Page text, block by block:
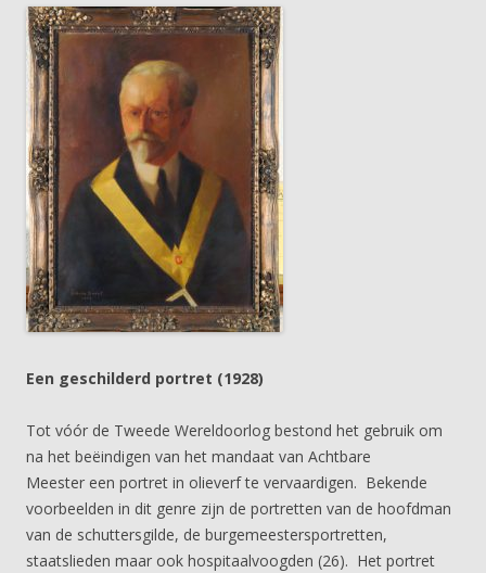
Een geschilderd portret (1928)
Tot vóór de Tweede Wereldoorlog bestond het gebruik om
na het beëindigen van het mandaat van Achtbare
Meester een portret in olieverf te vervaardigen. Bekende
voorbeelden in dit genre zijn de portretten van de hoofdman
van de schuttersgilde, de burgemeestersportretten,
staatslieden maar ook hospitaalvoogden (26). Het portret